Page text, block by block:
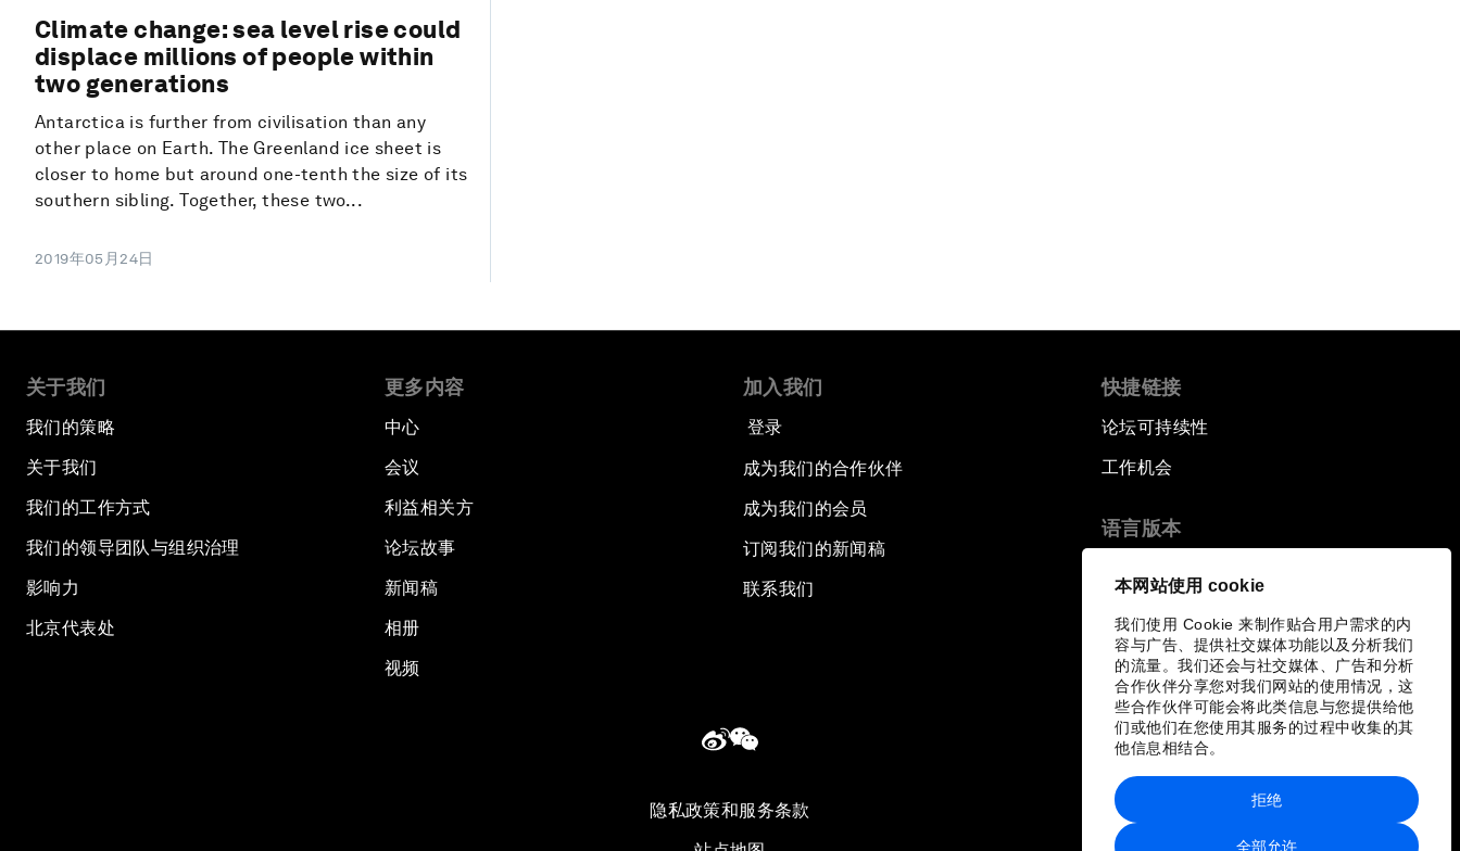
本网站使用 cookie
我们使用 Cookie 来制作贴合用户需求的内
容与广告、提供社交媒体功能以及分析我们
的流量。我们还会与社交媒体、广告和分析
合作伙伴分享您对我们网站的使用情况，这
些合作伙伴可能会将此类信息与您提供给他
们或他们在您使用其服务的过程中收集的其
他信息相结合。
全部允许
拒绝
Climate change: sea level rise could
displace millions of people within
two generations
Antarctica is further from civilisation than any
other place on Earth. The Greenland ice sheet is
closer to home but around one-tenth the size of its
southern sibling. Together, these two...
2019年05月24日
关于我们
我们的策略
关于我们
我们的工作方式
我们的领导团队与组织治理
影响力
北京代表处
更多内容
中心
会议
利益相关方
论坛故事
新闻稿
相册
视频
加入我们
登录
成为我们的合作伙伴
成为我们的会员
订阅我们的新闻稿
联系我们
快捷链接
论坛可持续性
工作机会
语言版本
隐私政策和服务条款